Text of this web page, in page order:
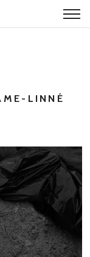
LINNÉ